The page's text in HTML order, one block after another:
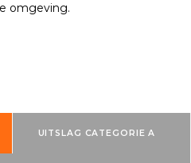
omgeving.
UITSLAG CATEGORIE A